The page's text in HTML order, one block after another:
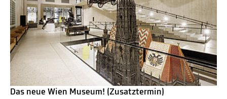
Das neue Wien Museum! (Zusatztermin)